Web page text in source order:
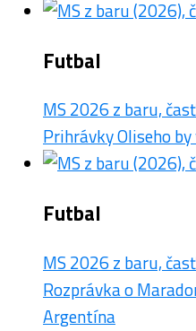
Futbal
MS 2026 z baru,
Prihrávky Oliseho
Futbal
MS 2026 z baru,
Rozprávka o
Argentína